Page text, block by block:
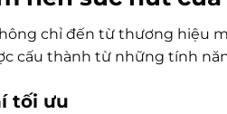
chỉ đến từ thương hiệu
cấu thành từ những tính
tối ưu